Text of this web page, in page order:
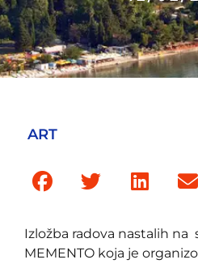
ART
Izložba radova nastalih na
MEMENTO koja je